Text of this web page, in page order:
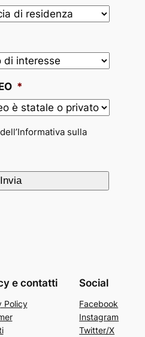
*
sulla
e contatti
Policy
Social
Facebook
Instagram
Twitter/X